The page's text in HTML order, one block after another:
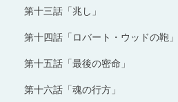
第十三話「兆し」
第十四話「ロバート・ウッドの鞄」
第十五話「最後の密命」
第十六話「魂の行方」